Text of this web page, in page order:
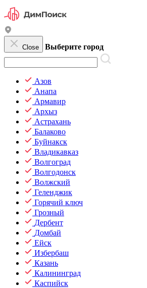
Close Выберите город
Азов
Анапа
Армавир
Архыз
Астрахань
Балаково
Буйнакск
Владикавказ
Волгоград
Волгодонск
Волжский
Геленджик
Горячий ключ
Грозный
Дербент
Домбай
Ейск
Избербаш
Казань
Калининград
Каспийск